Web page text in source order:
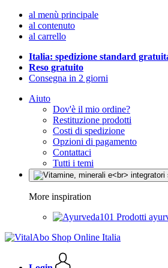
al menù principale
al contenuto
al carrello
Italia: spedizione standard
Reso gratuito
Consegna in 2 giorni
Aiuto
Dov'è il mio ordine?
Restituzione prodotti
Costi di spedizione
Opzioni di pagamento
Contattaci
Tutti i temi
More inspiration
Prodotti